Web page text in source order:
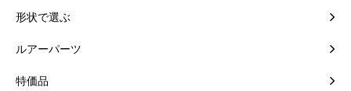
形状で選ぶ
ルアーパーツ
特価品